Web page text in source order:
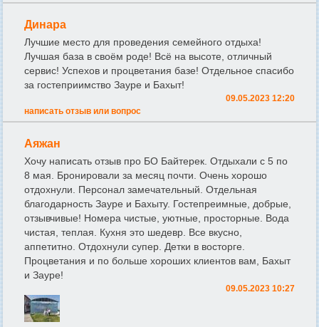
Динара
Лучшие место для проведения семейного отдыха!
Лучшая база в своём роде! Всё на высоте, отличный
сервис! Успехов и процветания базе! Отдельное спасибо
за гостеприимство Зауре и Бахыт!
09.05.2023 12:20
написать отзыв или вопрос
Аяжан
Хочу написать отзыв про БО Байтерек. Отдыхали с 5 по
8 мая. Бронировали за месяц почти. Очень хорошо
отдохнули. Персонал замечательный. Отдельная
благодарность Зауре и Бахыту. Гостепреимные, добрые,
отзывчивые! Номера чистые, уютные, просторные. Вода
чистая, теплая. Кухня это шедевр. Все вкусно,
аппетитно. Отдохнули супер. Детки в восторге.
Процветания и по больше хороших клиентов вам, Бахыт
и Зауре!
09.05.2023 10:27